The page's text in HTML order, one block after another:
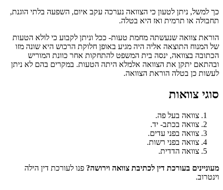
כך למשל, ניתן לטעון כי הצוואה נערכה עקב איום, השפעה בלתי הוגנת,
תחבולה או תרמית ואז היא בטלה.
הוראת צוואה שנעשתה מחמת טעות- ככל וניתן לקבוע כי לולא הטעות
של המנוח התוצאה אליה היה מגיע באופן חלוקת הרכוש היא שונה מזו
הכתובה בצוואה, ינסה בית המשפט להתחקות אחר כוונת המוריש
ובהתאם יתקן את הצוואה אלמלא היתה הטעות. במקרים בהם לא ניתן
לעשות כן בטלה הוראת הצוואה.
סוגי צוואות
צוואה בעל פה.
צוואה בכתב- יד.
צוואה בפני עדים.
צוואה בפני רשות.
צוואה הדדית.
מעוניינים בעורכת דין לכתיבת צוואה וירושה? פנו לעורכת דין הילה
וינטרוב.